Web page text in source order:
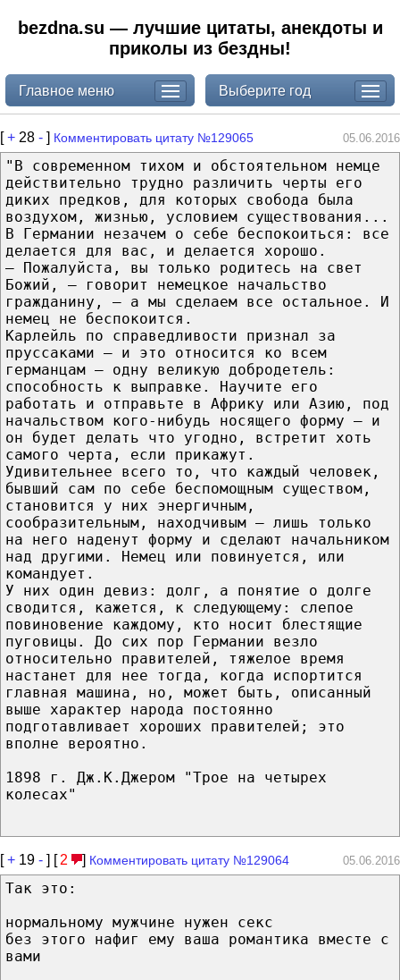
bezdna.su — лучшие цитаты, анекдоты и
приколы из бездны!
Главное меню Выберите год
[+ 28 - ] Комментировать цитату №129065 05.06.2016
"В современном тихом и обстоятельном немце
действительно трудно различить черты его
диких предков, для которых свобода была
воздухом, жизнью, условием существования...
В Германии незачем о себе беспокоиться: все
делается для вас, и делается хорошо.
– Пожалуйста, вы только родитесь на свет
Божий, – говорит немецкое начальство
гражданину, – а мы сделаем все остальное. И
немец не беспокоится.
Карлейль по справедливости признал за
пруссаками – и это относится ко всем
германцам – одну великую добродетель:
способность к выправке. Научите его
работать и отправьте в Африку или Азию, под
начальством кого-нибудь носящего форму – и
он будет делать что угодно, встретит хоть
самого черта, если прикажут.
Удивительнее всего то, что каждый человек,
бывший сам по себе беспомощным существом,
становится у них энергичным,
сообразительным, находчивым – лишь только
на него наденут форму и сделают начальником
над другими. Немец или повинуется, или
командует.
У них один девиз: долг, а понятие о долге
сводится, кажется, к следующему: слепое
повиновение каждому, кто носит блестящие
пуговицы. До сих пор Германии везло
относительно правителей, тяжелое время
настанет для нее тогда, когда испортится
главная машина, но, может быть, описанный
выше характер народа постоянно
подготавливает хороших правителей; это
вполне вероятно.
1898 г. Дж.К.Джером "Трое на четырех
колесах"
[+ 19 - ] [ 2 ] Комментировать цитату №129064 05.06.2016
Так это:
нормальному мужчине нужен секс
без этого нафиг ему ваша романтика вместе с
вами